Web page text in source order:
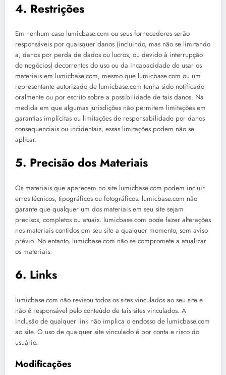
4. Restrições
Em nenhum caso lumicbase.com ou seus fornecedores serão
responsáveis por quaisquer danos (incluindo, mas não se limitando
a, danos por perda de dados ou lucros, ou devido à interrupção
de negócios) decorrentes do uso ou da incapacidade de usar os
materiais em lumicbase.com, mesmo que lumicbase.com ou um
representante autorizado de lumicbase.com tenha sido notificado
oralmente ou por escrito sobre a possibilidade de tais danos. Na
medida em que algumas jurisdições não permitem limitações em
garantias implícitas ou limitações de responsabilidade por danos
consequenciais ou incidentais, essas limitações podem não se
aplicar.
5. Precisão dos Materiais
Os materiais que aparecem no site lumicbase.com podem incluir
erros técnicos, tipográficos ou fotográficos. lumicbase.com não
garante que qualquer um dos materiais em seu site sejam
precisos, completos ou atuais. lumicbase.com pode fazer alterações
nos materiais contidos em seu site a qualquer momento, sem aviso
prévio. No entanto, lumicbase.com não se compromete a atualizar
os materiais.
6. Links
lumicbase.com não revisou todos os sites vinculados ao seu site e
não é responsável pelo conteúdo de tais sites vinculados. A
inclusão de qualquer link não implica o endosso de lumicbase.com
ao site. O uso de qualquer site vinculado é por conta e risco do
usuário.
Modificações